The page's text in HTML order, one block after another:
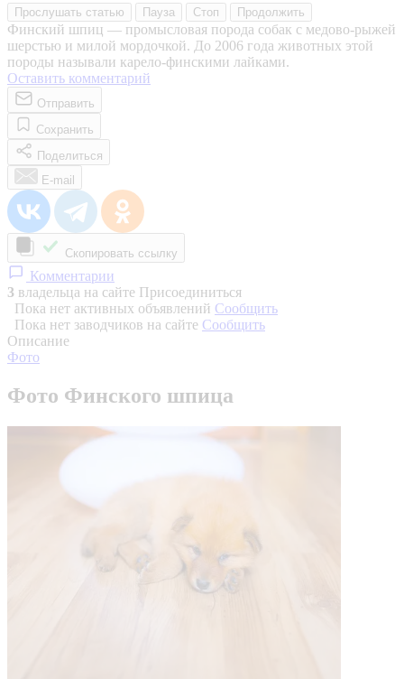
Прослушать статью Пауза Стоп Продолжить
Финский шпиц — промысловая порода собак с медово-рыжей
шерстью и милой мордочкой. До 2006 года животных этой
породы называли карело-финскими лайками.
Оставить комментарий
Отправить
Сохранить
Поделиться
E-mail
Скопировать ссылку
Комментарии
3 владельца на сайте Присоединиться
Пока нет активных объявлений Сообщить
Пока нет заводчиков на сайте Сообщить
Описание
Фото
Фото Финского шпица